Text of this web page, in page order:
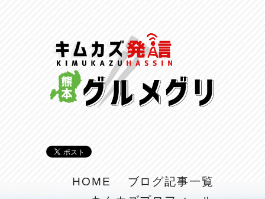
リスナーの集い！
2026/07/25
馬肉料理 桜馬亭
2026/07/24
HOME
ブログ記事一覧